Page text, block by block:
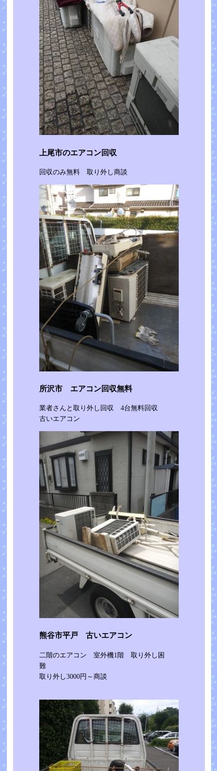
上尾市のエアコン回収
回収のみ無料 取り外し商談
所沢市 エアコン回収無料
業者さんと取り外し回収 4台無料回収
古いエアコン
熊谷市平戸 古いエアコン
二階のエアコン 室外機1階 取り外し困
難
取り外し3000円～商談